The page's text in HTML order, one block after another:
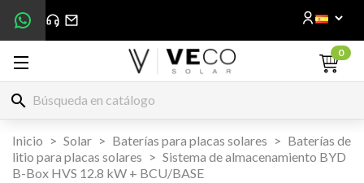
0
search
Inicio Solar Baterías para placas solares
Baterías de
litio para placas solares
Sistema de almacenamiento BYD
B-Box HVS 12.8 kW + BCU/BASE